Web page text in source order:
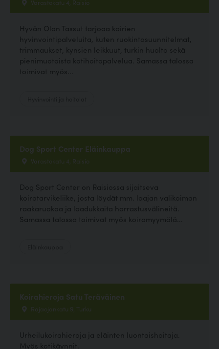
Varastokatu 4, Raisio
Hyvän Olon Tassut tarjoaa koirien
hyvinvointipalveluita, kuten ruokintasuunnitelmat,
trimmaukset, kynsien leikkuut, turkin huolto sekä
pienimuotoista kotihoitopalvelua. Samassa talossa
toimivat myös...
Dog Sport Center Eläinkauppa
Varastokatu 4, Raisio
Dog Sport Center on Raisiossa sijaitseva
koiratarvikeliike, josta löydät mm. laajan valikoiman
raakaruokaa ja laadukkaita harrastusvälineitä.
Samassa talossa toimivat myös koiramyymälä...
Koirahieroja Satu Teräväinen
Rajaojankatu 9, Turku
Urheilukoirahieroja ja eläinten luontaishoitaja.
Myös kotikäynnit.